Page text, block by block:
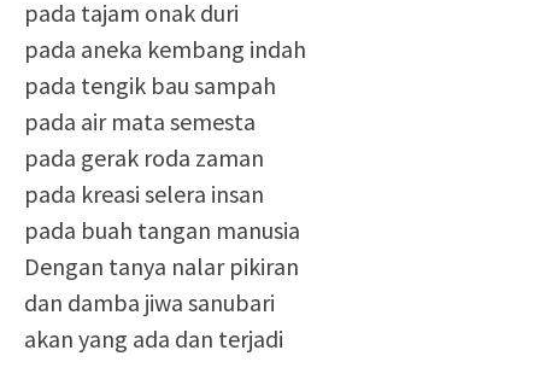
pada tajam onak duri
pada aneka kembang indah
pada tengik bau sampah
pada air mata semesta
pada gerak roda zaman
pada kreasi selera insan
pada buah tangan manusia
Dengan tanya nalar pikiran
dan damba jiwa sanubari
akan yang ada dan terjadi